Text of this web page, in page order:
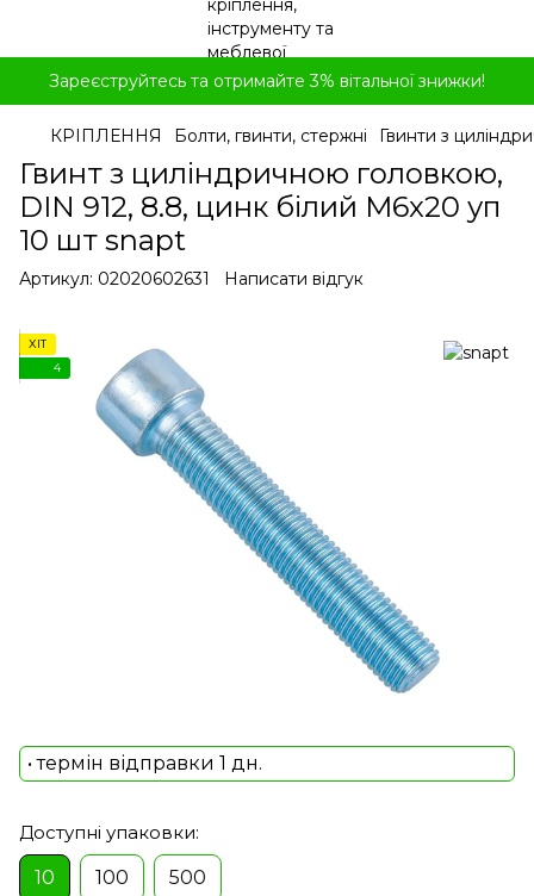
Зареєструйтесь та отримайте 3% вітальної знижки!
КРІПЛЕННЯ Болти, гвинти, стержні Гвинти з
Гвинт з циліндричною головкою,
DIN 912, 8.8, цинк білий M6x20 уп
10 шт snapt
Артикул: 02020602631 Написати відгук
ХІТ
4
• термін відправки 1 дн.
Доступні упаковки:
10
100 500